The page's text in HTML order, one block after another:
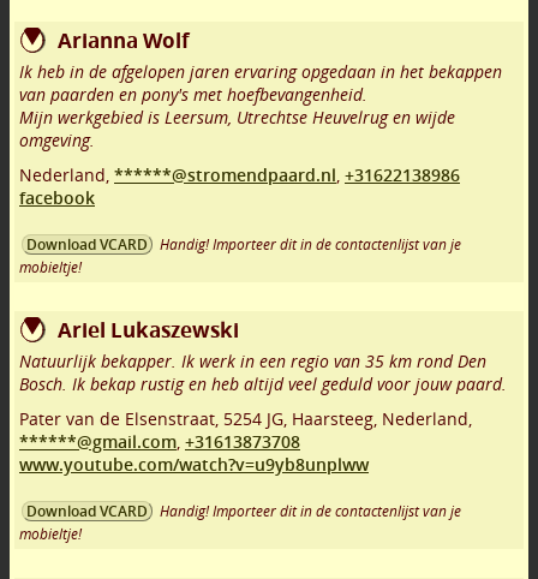
Arianna Wolf
Ik heb in de afgelopen jaren ervaring opgedaan in het bekappen
van paarden en pony's met hoefbevangenheid.
Mijn werkgebied is Leersum, Utrechtse Heuvelrug en wijde
omgeving.
Nederland, ******@stromendpaard.nl, +31622138986
facebook
Download VCARD
Handig! Importeer dit in de contactenlijst van je
mobieltje!
Ariel Lukaszewski
Natuurlijk bekapper. Ik werk in een regio van 35 km rond Den
Bosch. Ik bekap rustig en heb altijd veel geduld voor jouw paard.
Pater van de Elsenstraat, 5254 JG, Haarsteeg, Nederland,
******@gmail.com, +31613873708
www.youtube.com/watch?v=u9yb8unplww
Download VCARD
Handig! Importeer dit in de contactenlijst van je
mobieltje!